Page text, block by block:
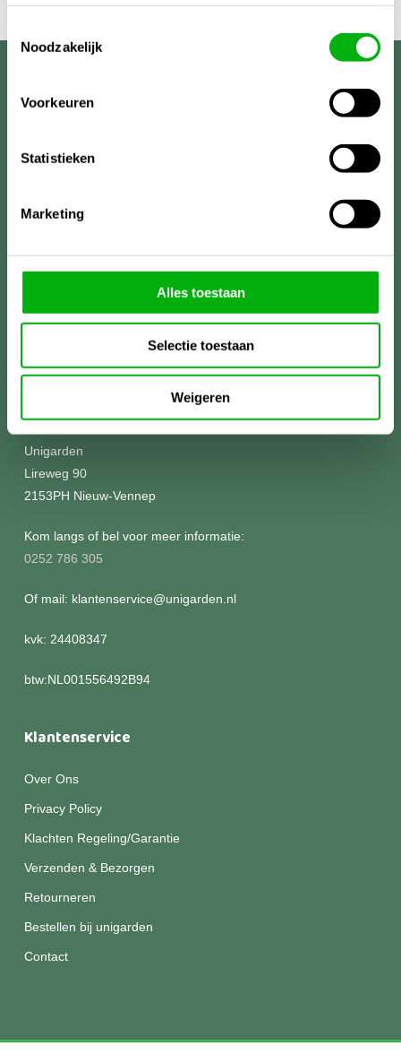
Noodzakelijk
Voorkeuren
Statistieken
Marketing
Alles toestaan
Selectie toestaan
Weigeren
Unigarden
Lireweg 90
2153PH Nieuw-Vennep
Kom langs of bel voor meer informatie:
0252 786 305
Of mail: klantenservice@unigarden.nl
kvk: 24408347
btw:NL001556492B94
Klantenservice
Over Ons
Privacy Policy
Klachten Regeling/Garantie
Verzenden & Bezorgen
Retourneren
Bestellen bij unigarden
Contact